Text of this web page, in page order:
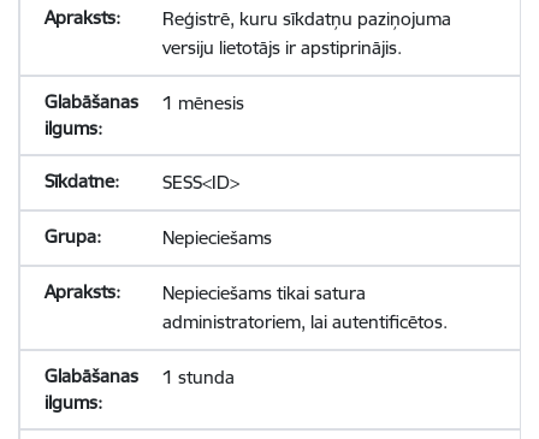
Reģistrē, kuru sīkdatņu paziņojuma
versiju lietotājs ir apstiprinājis.
1 mēnesis
SESS<ID>
Nepieciešams
Nepieciešams tikai satura
administratoriem, lai autentificētos.
1 stunda